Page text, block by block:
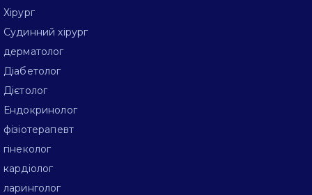
Хірург
Судинний хірург
дерматолог
Діабетолог
Дієтолог
Ендокринолог
фізіотерапевт
гінеколог
кардіолог
ларинголог